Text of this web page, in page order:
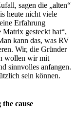
sagen die „alten“
heute nicht viele
Erfahrung
gesteckt hat“,
kann das, was RV
Wir, die Gründer
wollen wir mit
sinnvolles anfangen.
sein können.
cause